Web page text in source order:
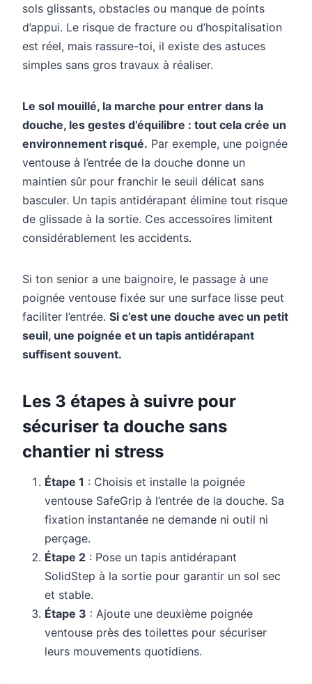
sols glissants, obstacles ou manque de points
d’appui. Le risque de fracture ou d’hospitalisation
est réel, mais rassure-toi, il existe des astuces
simples sans gros travaux à réaliser.
Le sol mouillé, la marche pour entrer dans la
douche, les gestes d’équilibre : tout cela crée un
environnement risqué. Par exemple, une poignée
ventouse à l’entrée de la douche donne un
maintien sûr pour franchir le seuil délicat sans
basculer. Un tapis antidérapant élimine tout risque
de glissade à la sortie. Ces accessoires limitent
considérablement les accidents.
Si ton senior a une baignoire, le passage à une
poignée ventouse fixée sur une surface lisse peut
faciliter l’entrée. Si c’est une douche avec un petit
seuil, une poignée et un tapis antidérapant
suffisent souvent.
Les 3 étapes à suivre pour
sécuriser ta douche sans
chantier ni stress
Étape 1 : Choisis et installe la poignée
ventouse SafeGrip à l’entrée de la douche. Sa
fixation instantanée ne demande ni outil ni
perçage.
Étape 2 : Pose un tapis antidérapant
SolidStep à la sortie pour garantir un sol sec
et stable.
Étape 3 : Ajoute une deuxième poignée
ventouse près des toilettes pour sécuriser
leurs mouvements quotidiens.